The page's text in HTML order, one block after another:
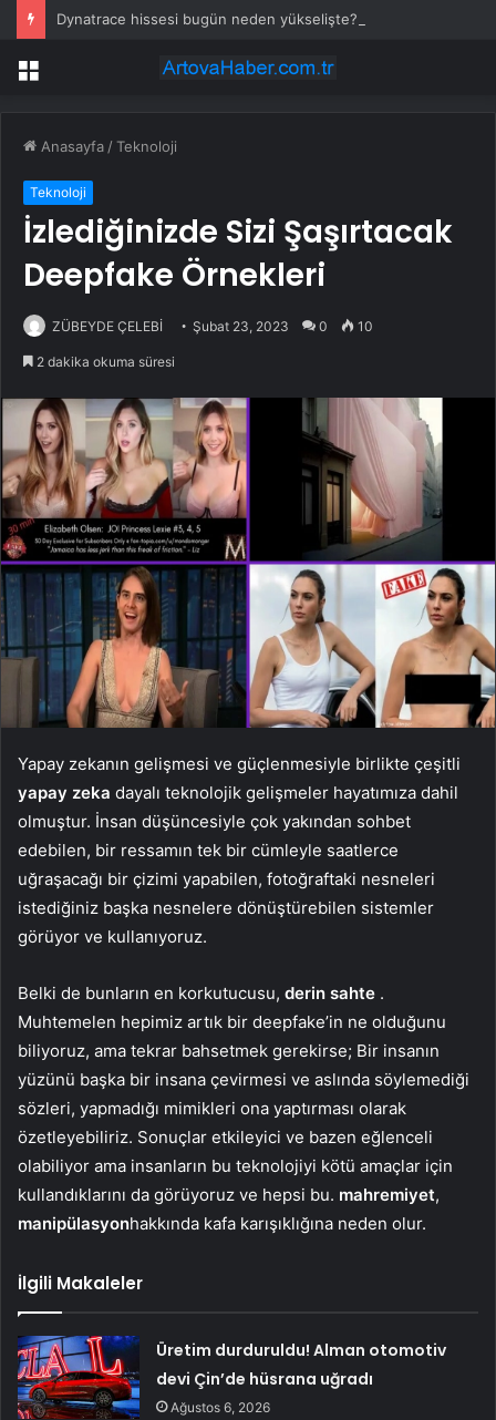
Dynatrace hissesi bugün neden yükselişte?
Menü
Anasayfa /Teknoloji
Teknoloji
İzlediğinizde Sizi Şaşırtacak
Deepfake Örnekleri
ZÜBEYDE ÇELEBİ Şubat 23, 2023 0 10
2 dakika okuma süresi
Yapay zekanın gelişmesi ve güçlenmesiyle birlikte çeşitli
yapay zeka dayalı teknolojik gelişmeler hayatımıza dahil
olmuştur. İnsan düşüncesiyle çok yakından sohbet
edebilen, bir ressamın tek bir cümleyle saatlerce
uğraşacağı bir çizimi yapabilen, fotoğraftaki nesneleri
istediğiniz başka nesnelere dönüştürebilen sistemler
görüyor ve kullanıyoruz.
Belki de bunların en korkutucusu, derin sahte .
Muhtemelen hepimiz artık bir deepfake’in ne olduğunu
biliyoruz, ama tekrar bahsetmek gerekirse; Bir insanın
yüzünü başka bir insana çevirmesi ve aslında söylemediği
sözleri, yapmadığı mimikleri ona yaptırması olarak
özetleyebiliriz. Sonuçlar etkileyici ve bazen eğlenceli
olabiliyor ama insanların bu teknolojiyi kötü amaçlar için
kullandıklarını da görüyoruz ve hepsi bu. mahremiyet,
manipülasyonhakkında kafa karışıklığına neden olur.
İlgili Makaleler
Üretim durduruldu! Alman otomotiv
devi Çin’de hüsrana uğradı
Ağustos 6, 2026